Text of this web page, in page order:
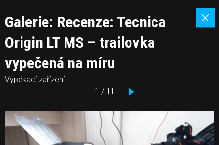
Galerie: Recenze: Tecnica
Origin LT MS – trailovka
vypečená na míru
Vypékací zařízení
1 / 11